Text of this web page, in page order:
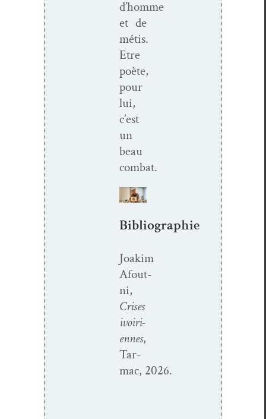
d’homme
et de
métis.
Etre
poète,
pour
lui,
c’est
un
beau
combat.
Bibliographie
Joakim
Afout­
ni,
Crises
ivoiri­
ennes,
Tar­
mac, 2026.